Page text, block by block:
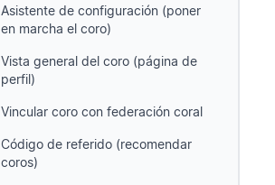
Asistente de configuración (poner
en marcha el coro)
Vista general del coro (página de
perfil)
Vincular coro con federación coral
Código de referido (recomendar
coros)